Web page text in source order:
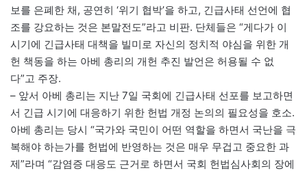
보를 은폐한 채, 공연히 ‘위기 협박’을 하고, 긴급사태 선언에 협
조를 강요하는 것은 본말전도”라고 비판. 단체들은 “게다가 이
시기에 긴급사태 대책을 빌미로 자신의 정치적 야심을 위한 개
헌 책동을 하는 아베 총리의 개헌 추진 발언은 허용될 수 없
다”고 주장.
– 앞서 아베 총리는 지난 7일 국회에 긴급사태 선포를 보고하면
서 긴급 시기에 대응하기 위한 헌법 개정 논의의 필요성을 호소.
아베 총리는 당시 “국가와 국민이 어떤 역할을 하면서 국난을 극
복해야 하는가를 헌법에 반영하는 것은 매우 무겁고 중요한 과
제”라며 “감염증 대응도 근거로 하면서 국회 헌법심사회의 장에